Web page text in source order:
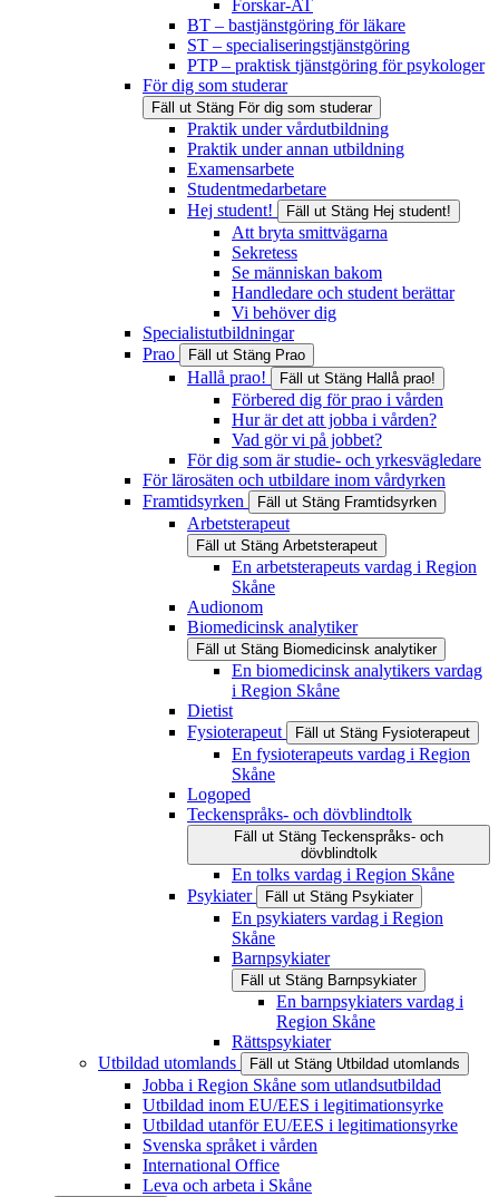
Forskar-AT
BT – bastjänstgöring för läkare
ST – specialiseringstjänstgöring
PTP – praktisk tjänstgöring för psykologer
För dig som studerar
Fäll ut Stäng För dig som studerar
Praktik under vårdutbildning
Praktik under annan utbildning
Examensarbete
Studentmedarbetare
Hej student!
Fäll ut Stäng Hej student!
Att bryta smittvägarna
Sekretess
Se människan bakom
Handledare och student berättar
Vi behöver dig
Specialistutbildningar
Prao
Fäll ut Stäng Prao
Hallå prao! Fäll ut Stäng Hallå prao!
Förbered dig för prao i vården
Hur är det att jobba i vården?
Vad gör vi på jobbet?
För dig som är studie- och yrkesvägledare
För lärosäten och utbildare inom vårdyrken
Framtidsyrken
Fäll ut Stäng Framtidsyrken
Arbetsterapeut
Fäll ut Stäng Arbetsterapeut
En arbetsterapeuts vardag i Region
Skåne
Audionom
Biomedicinsk analytiker
Fäll ut Stäng Biomedicinsk analytiker
En biomedicinsk analytikers vardag
i Region Skåne
Dietist
Fysioterapeut
Fäll ut Stäng Fysioterapeut
En fysioterapeuts vardag i Region
Skåne
Logoped
Teckenspråks- och dövblindtolk
Fäll ut Stäng Teckenspråks- och
dövblindtolk
En tolks vardag i Region Skåne
Psykiater
Fäll ut Stäng Psykiater
En psykiaters vardag i Region
Skåne
Barnpsykiater
Fäll ut Stäng Barnpsykiater
En barnpsykiaters vardag i
Region Skåne
Rättspsykiater
Utbildad utomlands
Fäll ut Stäng Utbildad utomlands
Jobba i Region Skåne som utlandsutbildad
Utbildad inom EU/EES i legitimationsyrke
Utbildad utanför EU/EES i legitimationsyrke
Svenska språket i vården
International Office
Leva och arbeta i Skåne